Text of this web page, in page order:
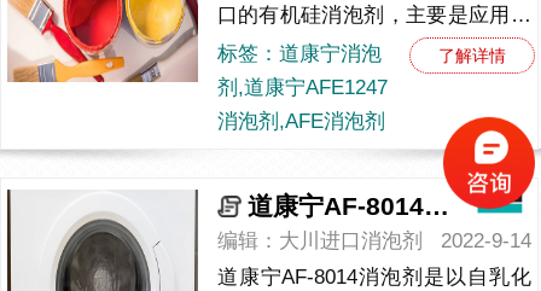
口的有机硅消泡剂，主要是应用于
水基涂料、油墨和金属加工液等行
业上的消泡处理。自从用上了这款
消泡剂，涂料行业的生产效...
标签：道康宁消泡
剂,道康宁AFE1247
消泡剂,AFE消泡剂
了解详情
道康宁AF-8014消泡剂，你了解多少？
2022-9-14
编辑：大川进口消泡剂
道康宁AF-8014消泡剂是以自乳化